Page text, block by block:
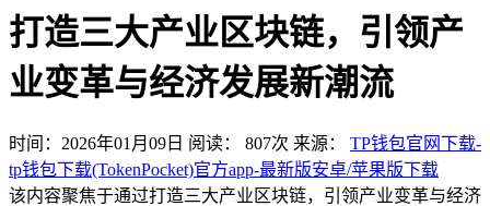
打造三大产业区块链，引领产
业变革与经济发展新潮流
时间：2026年01月09日 阅读： 807次 来源： TP钱包官网下载-
tp钱包下载(TokenPocket)官方app-最新版安卓/苹果版下载
该内容聚焦于通过打造三大产业区块链，引领产业变革与经济